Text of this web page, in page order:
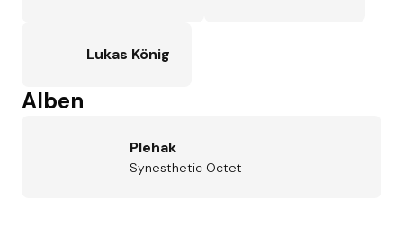
Lukas König
Alben
Plehak
Synesthetic Octet